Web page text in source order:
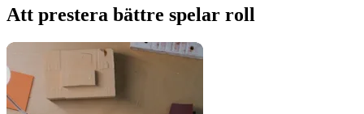
Att prestera bättre spelar roll